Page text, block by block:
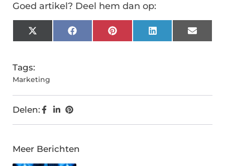
Goed artikel? Deel hem dan op:
X
(Twitter)
FacebookPinterestLinkedInEmail
Tags:
Marketing
Delen:
Meer Berichten